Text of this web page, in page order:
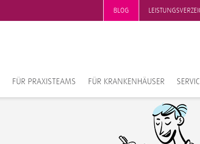
BLOG
FÜR PRAXISTEAMS FÜR KRANKENHÄUSER